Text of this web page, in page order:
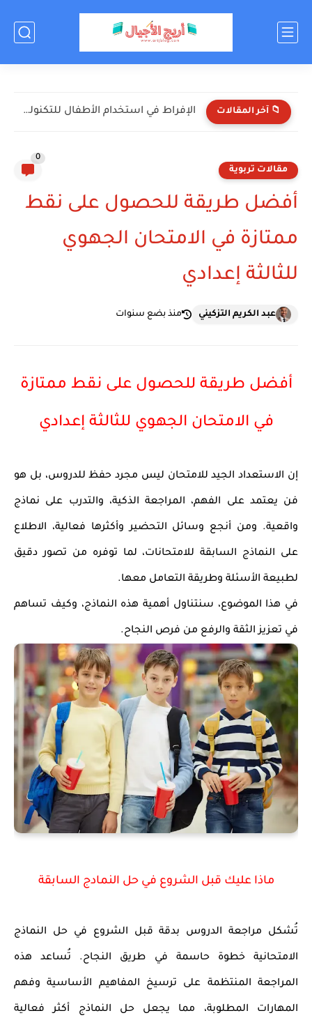
📁 آخر المقالات الإفراط في استخدام الأطفال للتكنولوجيا: الأضرار والحلول
مقالات تربوية
0
أفضل طريقة للحصول على نقط
ممتازة في الامتحان الجهوي
للثالثة إعدادي
عبد الكريم التزكيني منذ بضع سنوات
أفضل طريقة للحصول على نقط ممتازة
في الامتحان الجهوي للثالثة إعدادي
إن الاستعداد الجيد للامتحان ليس مجرد حفظ للدروس، بل هو
فن يعتمد على الفهم، المراجعة الذكية، والتدرب على نماذج
واقعية. ومن أنجع وسائل التحضير وأكثرها فعالية، الاطلاع
على النماذج السابقة للامتحانات، لما توفره من تصور دقيق
لطبيعة الأسئلة وطريقة التعامل معها.
في هذا الموضوع، سنتناول أهمية هذه النماذج، وكيف تساهم
في تعزيز الثقة والرفع من فرص النجاح.
ماذا عليك قبل الشروع في حل النمادج السابقة
تُشكل مراجعة الدروس بدقة قبل الشروع في حل النماذج
الامتحانية خطوة حاسمة في طريق النجاح. تُساعد هذه
المراجعة المنتظمة على ترسيخ المفاهيم الأساسيةوفهم
المهارات المطلوبة، مما يجعل حل النماذج أكثر فعالية